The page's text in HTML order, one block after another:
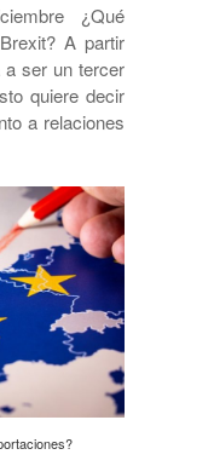
¿Qué
A partir
ser un tercer
quiere decir
a relaciones